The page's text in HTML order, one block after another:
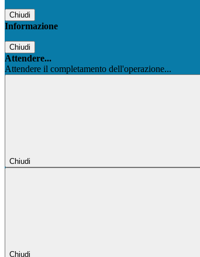
Chiudi
Informazione
Chiudi
Attendere...
Attendere il completamento dell'operazione...
Chiudi
Chiudi